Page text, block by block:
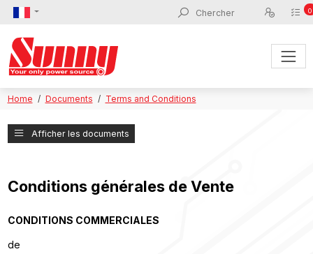
0
Home Documents Terms and Conditions
Afficher les documents
Conditions générales de Vente
CONDITIONS COMMERCIALES
de